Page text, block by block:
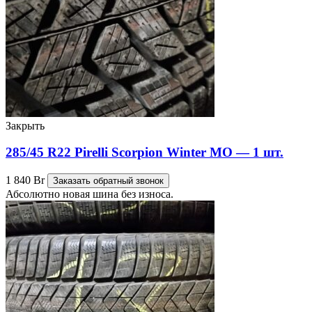
Закрыть
285/45 R22 Pirelli Scorpion Winter MO — 1 шт.
1 840 Br Заказать обратный звонок
Абсолютно новая шина без износа.